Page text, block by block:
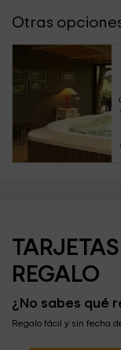
Otras
TARJETAS
REGALO
¿No sabes qué
Regalo fácil y sin fecha